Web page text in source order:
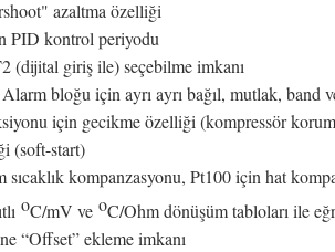
azaltma özelliği
PID kontrol periyodu
(dijital giriş ile) seçebilme imkanı
Alarm bloğu için ayrı ayrı bağıl, mutlak, band
için gecikme özelliği (kompressör
(soft-start)
kompanzasyonu, Pt100 için hat
oC/mV ve oC/Ohm dönüşüm tabloları ile
“Offset” ekleme imkanı